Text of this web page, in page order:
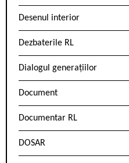
Desenul interior
Dezbaterile RL
Dialogul generațiilor
Document
Documentar RL
DOSAR